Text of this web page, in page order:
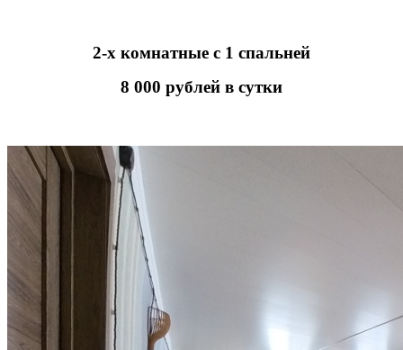
2-х комнатные с 1 спальней
8 000 рублей в сутки